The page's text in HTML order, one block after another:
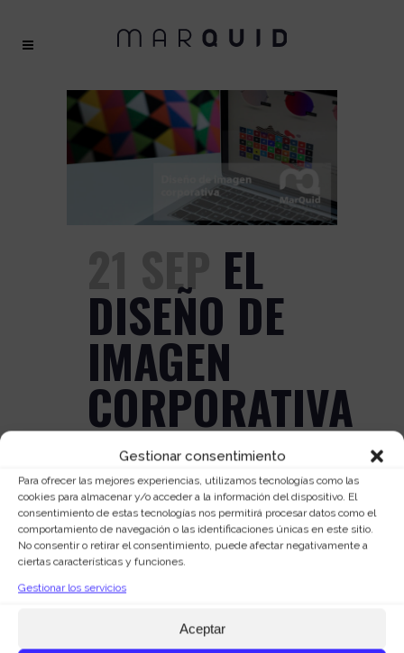
Gestionar consentimiento
Para ofrecer las mejores experiencias, utilizamos tecnologías como las
cookies para almacenar y/o acceder a la información del dispositivo. El
consentimiento de estas tecnologías nos permitirá procesar datos como el
comportamiento de navegación o las identificaciones únicas en este sitio.
No consentir o retirar el consentimiento, puede afectar negativamente a
ciertas características y funciones.
Gestionar los servicios
Aceptar
21 SEP EL
DISEÑO DE
IMAGEN
CORPORATIVA
Marquid Agencia de Marketing
Comments
0 Likes
La imagen corporativa representa
cómo es percibida una empresa a
todos los niveles, tanto interna como
externamente. Es decir, transmite con
valores y su significado, por eso que el